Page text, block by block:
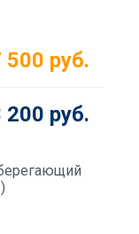
500 руб.
200 руб.